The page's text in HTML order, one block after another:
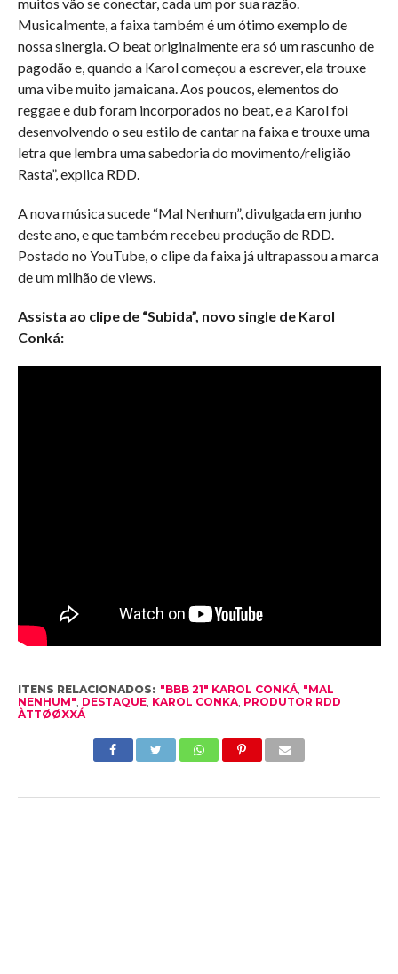
Musicalmente, a faixa também é um ótimo exemplo de
nossa sinergia. O beat originalmente era só um rascunho de
pagodão e, quando a Karol começou a escrever, ela trouxe
uma vibe muito jamaicana. Aos poucos, elementos do
reggae e dub foram incorporados no beat, e a Karol foi
desenvolvendo o seu estilo de cantar na faixa e trouxe uma
letra que lembra uma sabedoria do movimento/religião
Rasta”, explica RDD.
A nova música sucede “Mal Nenhum”, divulgada em junho
deste ano, e que também recebeu produção de RDD.
Postado no YouTube, o clipe da faixa já ultrapassou a marca
de um milhão de views.
Assista ao clipe de “Subida”, novo single de Karol
Conká:
ITENS RELACIONADOS: "BBB 21" KAROL CONKÁ, "MAL
NENHUM", DESTAQUE, KAROL CONKA, PRODUTOR RDD
ÀTTØØXXÁ